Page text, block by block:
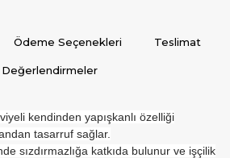
Ödeme Seçenekleri Teslimat
Değerlendirmeler
kendinden yapışkanlı özelliği
tasarruf sağlar.
sızdırmazlığa katkıda bulunur ve işçilik